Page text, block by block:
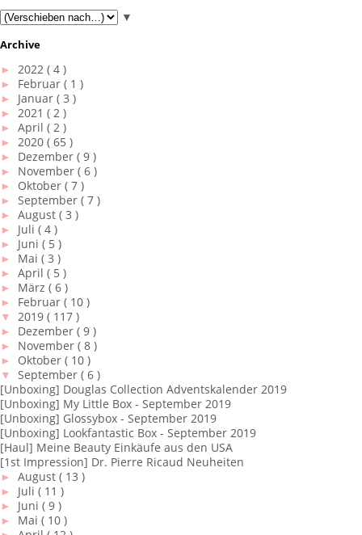
▼
Archive
► 2022 ( 4 )
► Februar ( 1 )
► Januar ( 3 )
► 2021 ( 2 )
► April ( 2 )
► 2020 ( 65 )
► Dezember ( 9 )
► November ( 6 )
► Oktober ( 7 )
► September ( 7 )
► August ( 3 )
► Juli ( 4 )
► Juni ( 5 )
► Mai ( 3 )
► April ( 5 )
► März ( 6 )
► Februar ( 10 )
▼ 2019 ( 117 )
► Dezember ( 9 )
► November ( 8 )
► Oktober ( 10 )
▼ September ( 6 )
[Unboxing] Douglas Collection Adventskalender 2019
[Unboxing] My Little Box - September 2019
[Unboxing] Glossybox - September 2019
[Unboxing] Lookfantastic Box - September 2019
[Haul] Meine Beauty Einkäufe aus den USA
[1st Impression] Dr. Pierre Ricaud Neuheiten
► August ( 13 )
► Juli ( 11 )
► Juni ( 9 )
► Mai ( 10 )